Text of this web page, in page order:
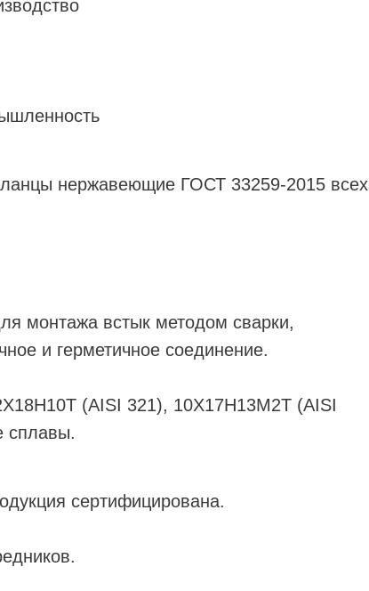
нержавеющие ГОСТ 33259-2015 всех
монтажа встык методом сварки,
и герметичное соединение.
(AISI 321), 10Х17Н13М2Т (AISI
сплавы.
сертифицирована.